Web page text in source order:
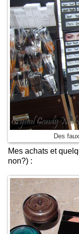
Des
Mes achats et
non?) :